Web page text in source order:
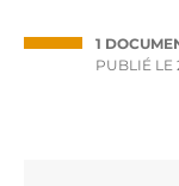
1
PUBLIÉ LE